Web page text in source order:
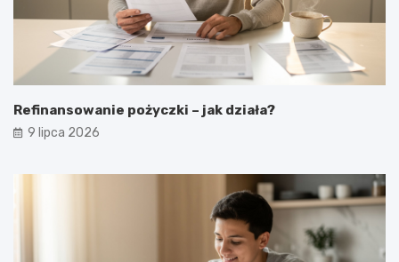
Refinansowanie pożyczki – jak działa?
9 lipca 2026